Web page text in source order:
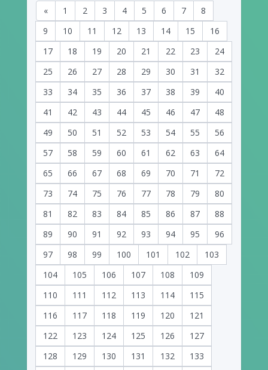
« 1 2 3 4 5 6 7
8
9
10 11 12 13 14 15
16
17
18 19 20 21 22 23
24
25
26 27 28 29 30 31
32
33
34 35 36 37 38 39
40
41
42 43 44 45 46 47
48
49
50 51 52 53 54 55
56
57
58 59 60 61 62 63
64
65
66 67 68 69 70 71
72
73
74 75 76 77 78 79
80
81
82 83 84 85 86 87
88
89
90 91 92 93 94 95
96
97
98 99 100 101 102
103
104
105 106 107 108
109
110
111 112 113 114
115
116
117 118 119 120
121
122
123 124 125 126
127
128
129 130 131 132
133